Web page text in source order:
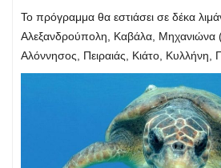
Το πρόγραμμα θα εστιάσει σε δέκα
Αλεξανδρούπολη, Καβάλα, Μηχανιώνα
Αλόννησος, Πειραιάς, Κιάτο, Κυλλήνη,